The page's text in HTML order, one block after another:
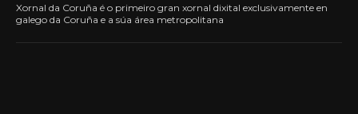
Xornal da Coruña é o primeiro gran xornal dixital exclusivamente en
galego da Coruña e a súa área metropolitana